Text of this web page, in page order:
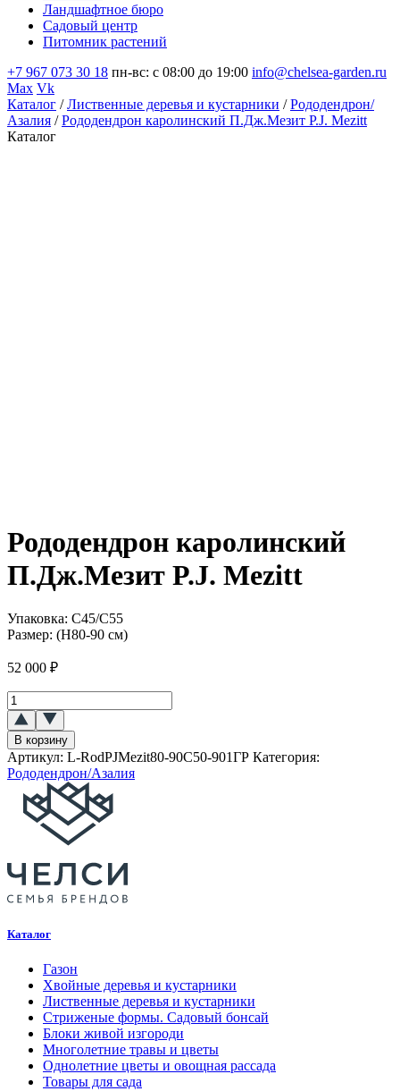
Ландшафтное бюро
Садовый центр
Питомник растений
+7 967 073 30 18 пн-вс: с 08:00 до 19:00 info@chelsea-garden.ru
Max Vk
Каталог /Лиственные деревья и кустарники /Рододендрон/
Азалия /Рододендрон каролинский П.Дж.Мезит P.J. Mezitt
Каталог
Рододендрон каролинский
П.Дж.Мезит P.J. Mezitt
Упаковка: C45/C55
Размер: (H80-90 см)
52 000 ₽
Количество
товара
Рододендрон
каролинский
`П.Дж.Мезит``P.J.
Mezitt`
В корзину
Артикул: L-RodPJMezit80-90C50-901ГР Категория:
Рододендрон/Азалия
Каталог
Газон
Хвойные деревья и кустарники
Лиственные деревья и кустарники
Стриженые формы. Садовый бонсай
Блоки живой изгороди
Многолетние травы и цветы
Однолетние цветы и овощная рассада
Товары для сада